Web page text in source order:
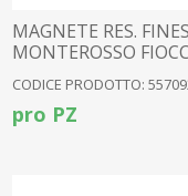
MAGNETE RES.
MONTEROSSO
CODICE PRODOTTO:
pro PZ